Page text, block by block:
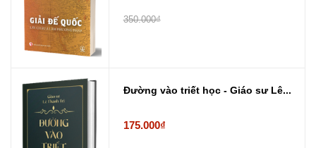
350.000₫
Đường vào triết học - Giáo sư Lê...
175.000₫